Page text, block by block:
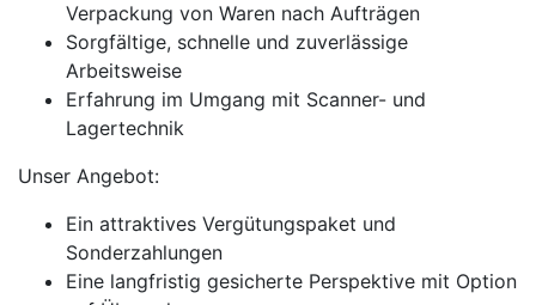
Verpackung von Waren nach Aufträgen
Sorgfältige, schnelle und zuverlässige
Arbeitsweise
Erfahrung im Umgang mit Scanner- und
Lagertechnik
Unser Angebot:
Ein attraktives Vergütungspaket und
Sonderzahlungen
Eine langfristig gesicherte Perspektive mit Option